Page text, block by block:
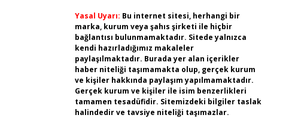
Yasal Uyarı: Bu internet sitesi, herhangi bir
marka, kurum veya şahıs şirketi ile hiçbir
bağlantısı bulunmamaktadır. Sitede yalnızca
kendi hazırladığımız makaleler
paylaşılmaktadır. Burada yer alan içerikler
haber niteliği taşımamakta olup, gerçek kurum
ve kişiler hakkında paylaşım yapılmamaktadır.
Gerçek kurum ve kişiler ile isim benzerlikleri
tamamen tesadüfidir. Sitemizdeki bilgiler taslak
halindedir ve tavsiye niteliği taşımazlar.